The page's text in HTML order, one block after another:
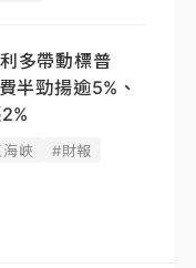
多帶動標普
勁揚逾5%、
峽
#財報